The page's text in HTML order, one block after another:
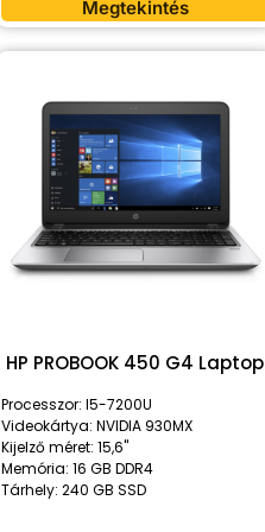
Megtekintés
HP PROBOOK 450 G4 Laptop
Processzor: I5-7200U
Videokártya: NVIDIA 930MX
Kijelző méret: 15,6"
Memória: 16 GB DDR4
Tárhely: 240 GB SSD